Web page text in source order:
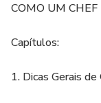
COMO UM CHEF
Capítulos:
1. Dicas Gerais de